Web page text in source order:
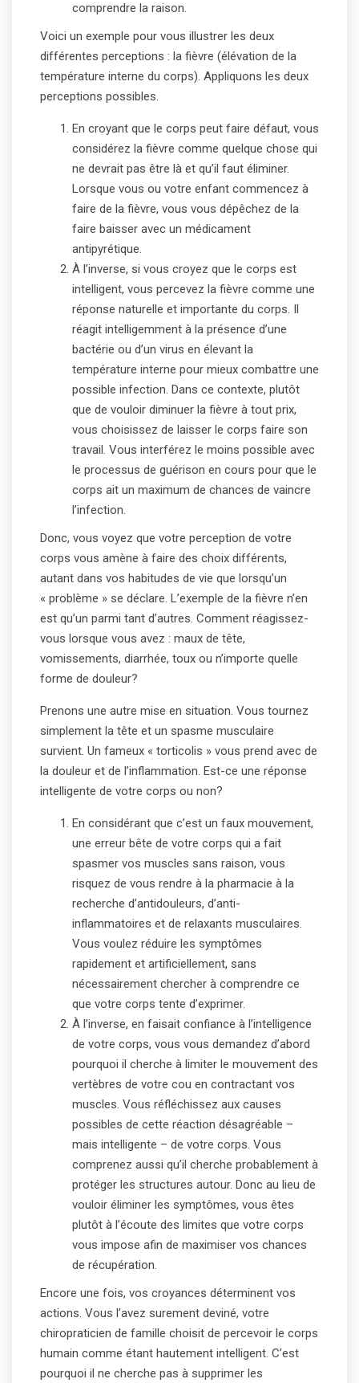
comprendre la raison.
Voici un exemple pour vous illustrer les deux
différentes perceptions : la fièvre (élévation de la
température interne du corps). Appliquons les deux
perceptions possibles.
En croyant que le corps peut faire défaut, vous
considérez la fièvre comme quelque chose qui
ne devrait pas être là et qu’il faut éliminer.
Lorsque vous ou votre enfant commencez à
faire de la fièvre, vous vous dépêchez de la
faire baisser avec un médicament
antipyrétique.
À l’inverse, si vous croyez que le corps est
intelligent, vous percevez la fièvre comme une
réponse naturelle et importante du corps. Il
réagit intelligemment à la présence d’une
bactérie ou d’un virus en élevant la
température interne pour mieux combattre une
possible infection. Dans ce contexte, plutôt
que de vouloir diminuer la fièvre à tout prix,
vous choisissez de laisser le corps faire son
travail. Vous interférez le moins possible avec
le processus de guérison en cours pour que le
corps ait un maximum de chances de vaincre
l’infection.
Donc, vous voyez que votre perception de votre
corps vous amène à faire des choix différents,
autant dans vos habitudes de vie que lorsqu’un
« problème » se déclare. L’exemple de la fièvre n’en
est qu’un parmi tant d’autres. Comment réagissez-
vous lorsque vous avez : maux de tête,
vomissements, diarrhée, toux ou n’importe quelle
forme de douleur?
Prenons une autre mise en situation. Vous tournez
simplement la tête et un spasme musculaire
survient. Un fameux « torticolis » vous prend avec de
la douleur et de l’inflammation. Est-ce une réponse
intelligente de votre corps ou non?
En considérant que c’est un faux mouvement,
une erreur bête de votre corps qui a fait
spasmer vos muscles sans raison, vous
risquez de vous rendre à la pharmacie à la
recherche d’antidouleurs, d’anti-
inflammatoires et de relaxants musculaires.
Vous voulez réduire les symptômes
rapidement et artificiellement, sans
nécessairement chercher à comprendre ce
que votre corps tente d’exprimer.
À l’inverse, en faisait confiance à l’intelligence
de votre corps, vous vous demandez d’abord
pourquoi il cherche à limiter le mouvement des
vertèbres de votre cou en contractant vos
muscles. Vous réfléchissez aux causes
possibles de cette réaction désagréable –
mais intelligente – de votre corps. Vous
comprenez aussi qu’il cherche probablement à
protéger les structures autour. Donc au lieu de
vouloir éliminer les symptômes, vous êtes
plutôt à l’écoute des limites que votre corps
vous impose afin de maximiser vos chances
de récupération.
Encore une fois, vos croyances déterminent vos
actions. Vous l’avez surement deviné, votre
chiropraticien de famille choisit de percevoir le corps
humain comme étant hautement intelligent. C’est
pourquoi il ne cherche pas à supprimer les